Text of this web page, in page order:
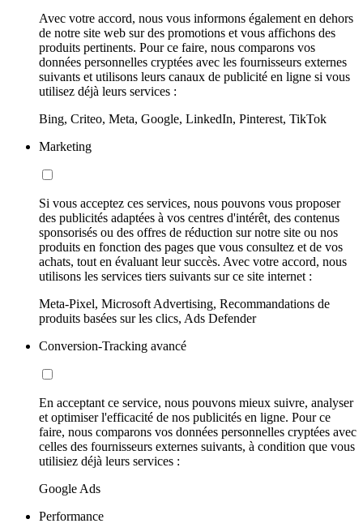
Avec votre accord, nous vous informons également en dehors
de notre site web sur des promotions et vous affichons des
produits pertinents. Pour ce faire, nous comparons vos
données personnelles cryptées avec les fournisseurs externes
suivants et utilisons leurs canaux de publicité en ligne si vous
utilisez déjà leurs services :
Bing, Criteo, Meta, Google, LinkedIn, Pinterest, TikTok
Marketing
Si vous acceptez ces services, nous pouvons vous proposer
des publicités adaptées à vos centres d'intérêt, des contenus
sponsorisés ou des offres de réduction sur notre site ou nos
produits en fonction des pages que vous consultez et de vos
achats, tout en évaluant leur succès. Avec votre accord, nous
utilisons les services tiers suivants sur ce site internet :
Meta-Pixel, Microsoft Advertising, Recommandations de
produits basées sur les clics, Ads Defender
Conversion-Tracking avancé
En acceptant ce service, nous pouvons mieux suivre, analyser
et optimiser l'efficacité de nos publicités en ligne. Pour ce
faire, nous comparons vos données personnelles cryptées avec
celles des fournisseurs externes suivants, à condition que vous
utilisiez déjà leurs services :
Google Ads
Performance